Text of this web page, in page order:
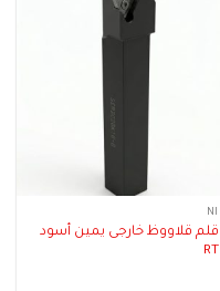
NI
قلم قلاووظ خارجى يمين أسود
RT